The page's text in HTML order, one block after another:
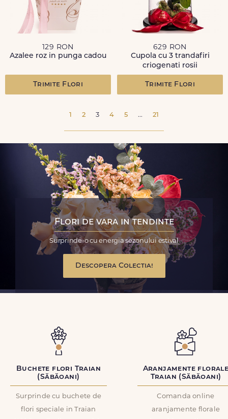
129 RON
Azalee roz in punga cadou
Trimite Flori
629 RON
Cupola cu 3 trandafiri
criogenati rosii
Trimite Flori
1 2 3 4 5 ... 21
Flori de vara in tendinte
Surprinde-o cu energia sezonului estival
Descopera Colectia!
Buchete flori Traian
(Săbăoani)
Surprinde cu buchete de
flori speciale in Traian
Aranjamente
Traian (Săbăoani)
Comanda online
aranjamente florale